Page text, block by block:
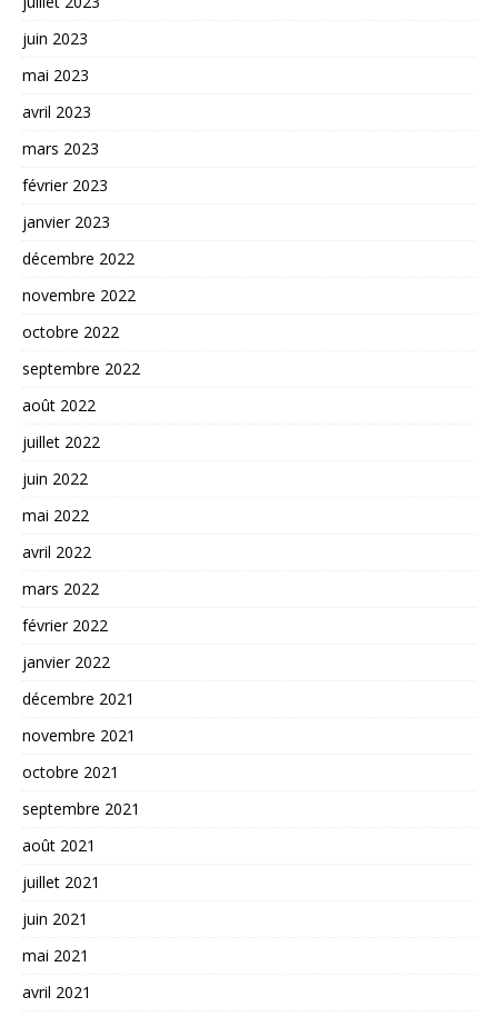
juin 2023
mai 2023
avril 2023
mars 2023
février 2023
janvier 2023
décembre 2022
novembre 2022
octobre 2022
septembre 2022
août 2022
juillet 2022
juin 2022
mai 2022
avril 2022
mars 2022
février 2022
janvier 2022
décembre 2021
novembre 2021
octobre 2021
septembre 2021
août 2021
juillet 2021
juin 2021
mai 2021
avril 2021